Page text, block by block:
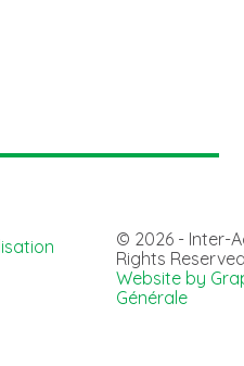
© 2026 - Inter-
Rights Reserved
Website by
Générale